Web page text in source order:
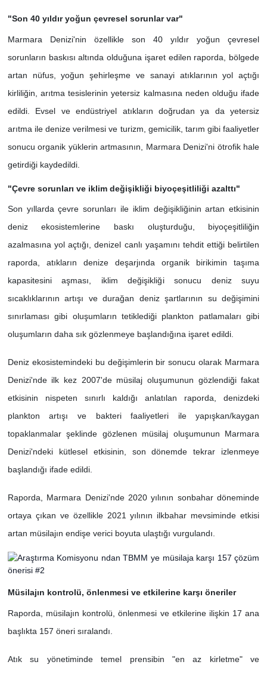
"Son 40 yıldır yoğun çevresel sorunlar var"
Marmara Denizi'nin özellikle son 40 yıldır yoğun çevresel
sorunların baskısı altında olduğuna işaret edilen raporda, bölgede
artan nüfus, yoğun şehirleşme ve sanayi atıklarının yol açtığı
kirliliğin, arıtma tesislerinin yetersiz kalmasına neden olduğu ifade
edildi. Evsel ve endüstriyel atıkların doğrudan ya da yetersiz
arıtma ile denize verilmesi ve turizm, gemicilik, tarım gibi faaliyetler
sonucu organik yüklerin artmasının, Marmara Denizi'ni ötrofik hale
getirdiği kaydedildi.
"Çevre sorunları ve iklim değişikliği biyoçeşitliliği azalttı"
Son yıllarda çevre sorunları ile iklim değişikliğinin artan etkisinin
deniz ekosistemlerine baskı oluşturduğu, biyoçeşitliliğin
azalmasına yol açtığı, denizel canlı yaşamını tehdit ettiği belirtilen
raporda, atıkların denize deşarjında organik birikimin taşıma
kapasitesini aşması, iklim değişikliği sonucu deniz suyu
sıcaklıklarının artışı ve durağan deniz şartlarının su değişimini
sınırlaması gibi oluşumların tetiklediği plankton patlamaları gibi
oluşumların daha sık gözlenmeye başlandığına işaret edildi.
Deniz ekosistemindeki bu değişimlerin bir sonucu olarak Marmara
Denizi'nde ilk kez 2007'de müsilaj oluşumunun gözlendiği fakat
etkisinin nispeten sınırlı kaldığı anlatılan raporda, denizdeki
plankton artışı ve bakteri faaliyetleri ile yapışkan/kaygan
topaklanmalar şeklinde gözlenen müsilaj oluşumunun Marmara
Denizi'ndeki kütlesel etkisinin, son dönemde tekrar izlenmeye
başlandığı ifade edildi.
Raporda, Marmara Denizi'nde 2020 yılının sonbahar döneminde
ortaya çıkan ve özellikle 2021 yılının ilkbahar mevsiminde etkisi
artan müsilajın endişe verici boyuta ulaştığı vurgulandı.
Müsilajın kontrolü, önlenmesi ve etkilerine karşı öneriler
Raporda, müsilajın kontrolü, önlenmesi ve etkilerine ilişkin 17 ana
başlıkta 157 öneri sıralandı.
Atık su yönetiminde temel prensibin "en az kirletme" ve